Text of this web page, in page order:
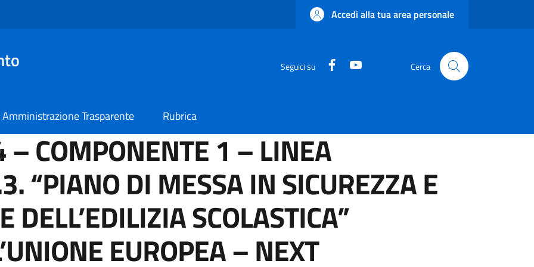
Accedi alla tua area personale
Seguici su Facebook Cerca
Amministrazione Trasparente Rubrica
– COMPONENTE 1 – LINEA
“PIANO DI MESSA IN SICUREZZA E
DELL’EDILIZIA SCOLASTICA”
EUROPEA – NEXT